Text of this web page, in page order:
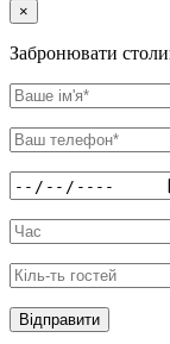
×
Забронювати